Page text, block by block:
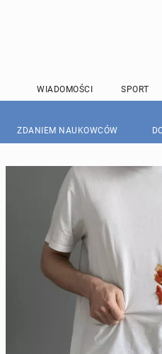
WIADOMOŚCI SPORT
ZDANIEM NAUKOWCÓW